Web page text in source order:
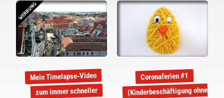
WERBUNG
Mein Timelapse-Video
zum immer schneller
Coronaferien #1
(Kinderbeschäftigung ohne